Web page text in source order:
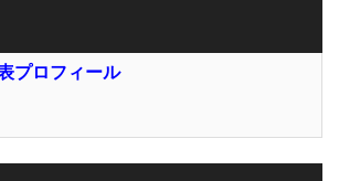
プロフィール